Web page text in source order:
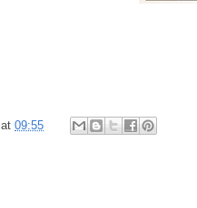
at 09:55